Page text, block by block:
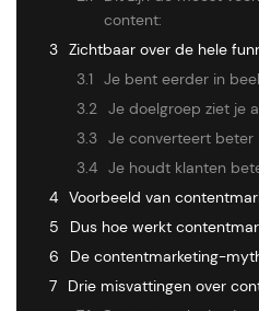
content:
3 Zichtbaar over de hele
3.1
Je bent eerder in
3.2 Je doelgroep ziet je
3.3 Je converteert beter
3.4 Je houdt klanten
4 Voorbeeld van
5
Dus hoe werkt
6
De contentmarketing-
7
Drie misvattingen over